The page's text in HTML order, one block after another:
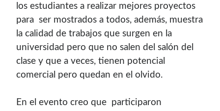
los estudiantes a realizar mejores proyectos
para ser mostrados a todos, además, muestra
la calidad de trabajos que surgen en la
universidad pero que no salen del salón del
clase y que a veces, tienen potencial
comercial pero quedan en el olvido.
En el evento creo que participaron